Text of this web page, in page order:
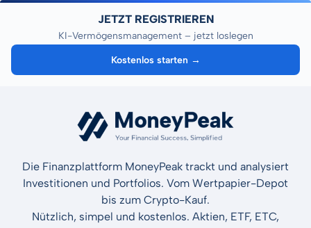
JETZT REGISTRIEREN
KI-Vermögensmanagement – jetzt loslegen
Kostenlos starten →
Die Finanzplattform MoneyPeak trackt und analysiert
Investitionen und Portfolios. Vom Wertpapier-Depot
bis zum Crypto-Kauf.
Nützlich, simpel und kostenlos. Aktien, ETF, ETC,